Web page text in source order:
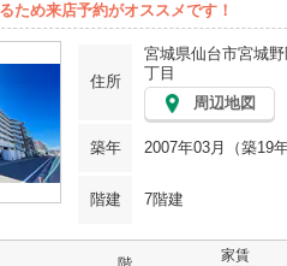
ため来店予約がオススメです！
住所
宮城県仙台市宮城野
丁目
周辺地図
築年
2007年03月（築19年
階建 7階建
家賃